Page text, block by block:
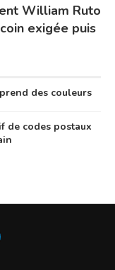
William Ruto
exigée puis
des couleurs
de codes postaux